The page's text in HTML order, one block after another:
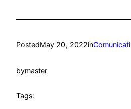
PostedMay 20, 2022inComunicati
bymaster
Tags: